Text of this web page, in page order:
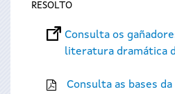
RESOLTO
Consulta os
literatura dramática
Consulta as bases da